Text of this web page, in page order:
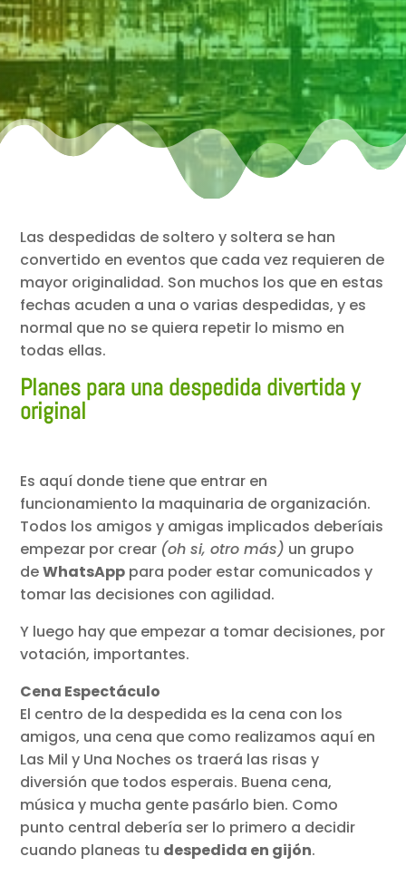
Las despedidas de soltero y soltera se han
convertido en eventos que cada vez requieren de
mayor originalidad. Son muchos los que en estas
fechas acuden a una o varias despedidas, y es
normal que no se quiera repetir lo mismo en
todas ellas.
Planes para una despedida divertida y
original
Es aquí donde tiene que entrar en
funcionamiento la maquinaria de organización.
Todos los amigos y amigas implicados deberíais
empezar por crear (oh si, otro más) un grupo
deWhatsApp para poder estar comunicados y
tomar las decisiones con agilidad.
Y luego hay que empezar a tomar decisiones, por
votación, importantes.
Cena Espectáculo
El centro de la despedida es la cena con los
amigos, una cena que como realizamos aquí en
Las Mil y Una Noches os traerá las risas y
diversión que todos esperais. Buena cena,
música y mucha gente pasárlo bien. Como
punto central debería ser lo primero a decidir
cuando planeas tu despedida en gijón.